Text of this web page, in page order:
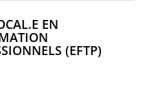
EN
(EFTP)